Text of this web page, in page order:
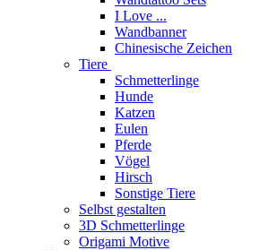
I Love ...
Wandbanner
Chinesische Zeichen
Tiere
Schmetterlinge
Hunde
Katzen
Eulen
Pferde
Vögel
Hirsch
Sonstige Tiere
Selbst gestalten
3D Schmetterlinge
Origami Motive